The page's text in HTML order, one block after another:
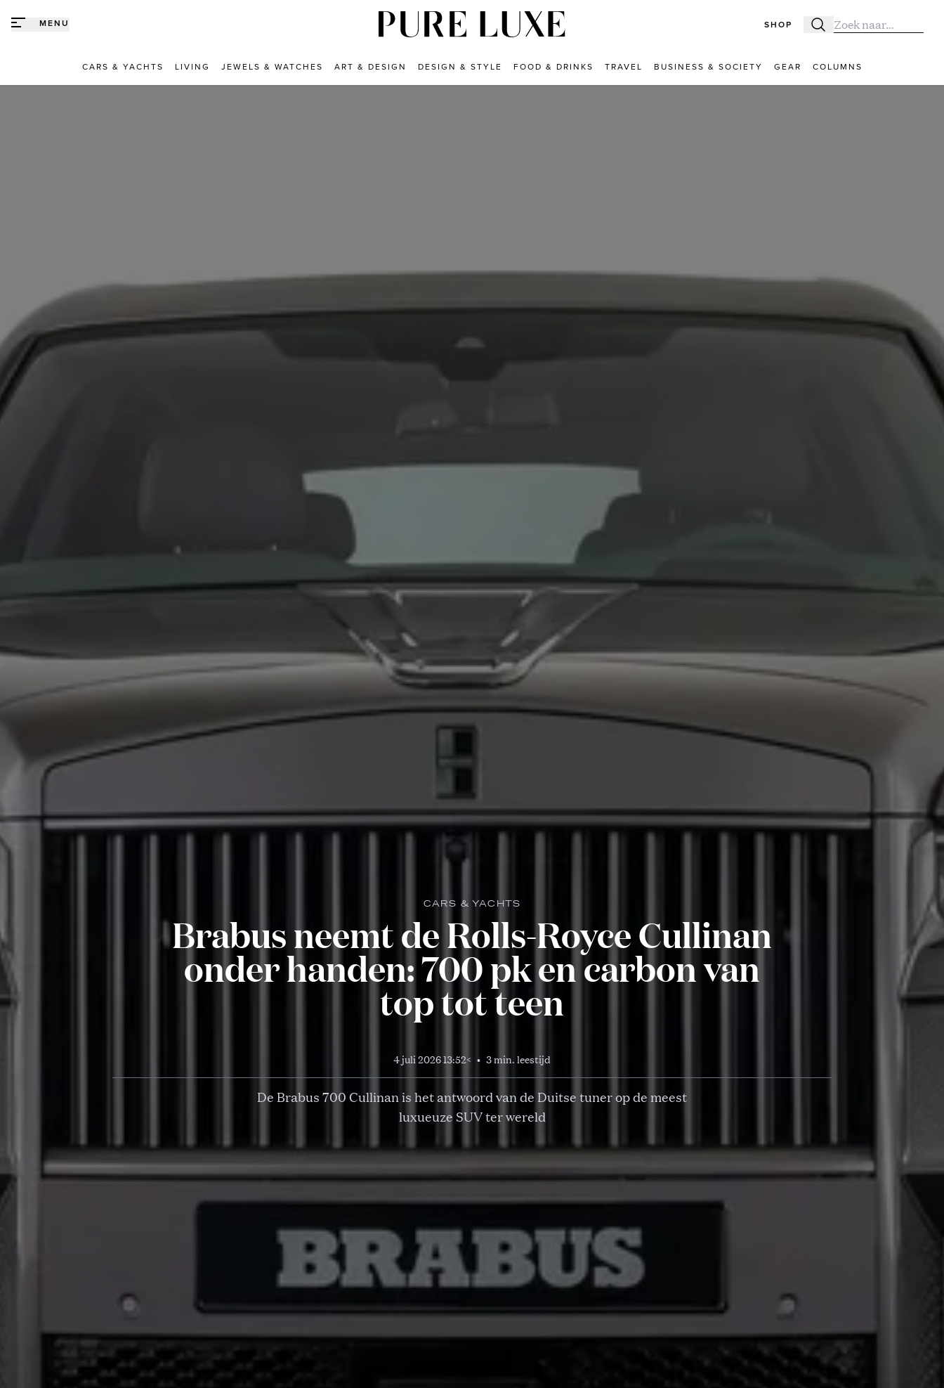
MENU SHOP Zoeken
Zoek naar:
CARS & YACHTS LIVING JEWELS & WATCHES ART & DESIGN DESIGN & STYLE FOOD & DRINKS TRAVEL BUSINESS & SOCIETY GEAR COLUMNS
CARS & YACHTS
Brabus neemt de Rolls-Royce Cullinan
onder handen: 700 pk en carbon van
top tot teen
4 juli 2026 13:52< • 3 min. leestijd
De Brabus 700 Cullinan is het antwoord van de Duitse tuner op de meest
luxueuze SUV ter wereld